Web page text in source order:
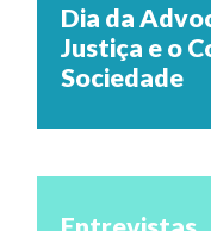
Dia da
Justiça e o
Sociedade